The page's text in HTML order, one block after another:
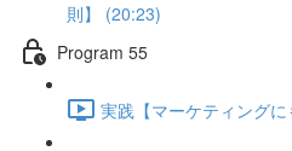
則】 (20:23)
Program 55
実践【マーケティング